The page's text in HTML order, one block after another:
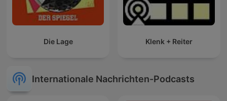
Die Lage Klenk + Reiter
Internationale Nachrichten-Podcasts